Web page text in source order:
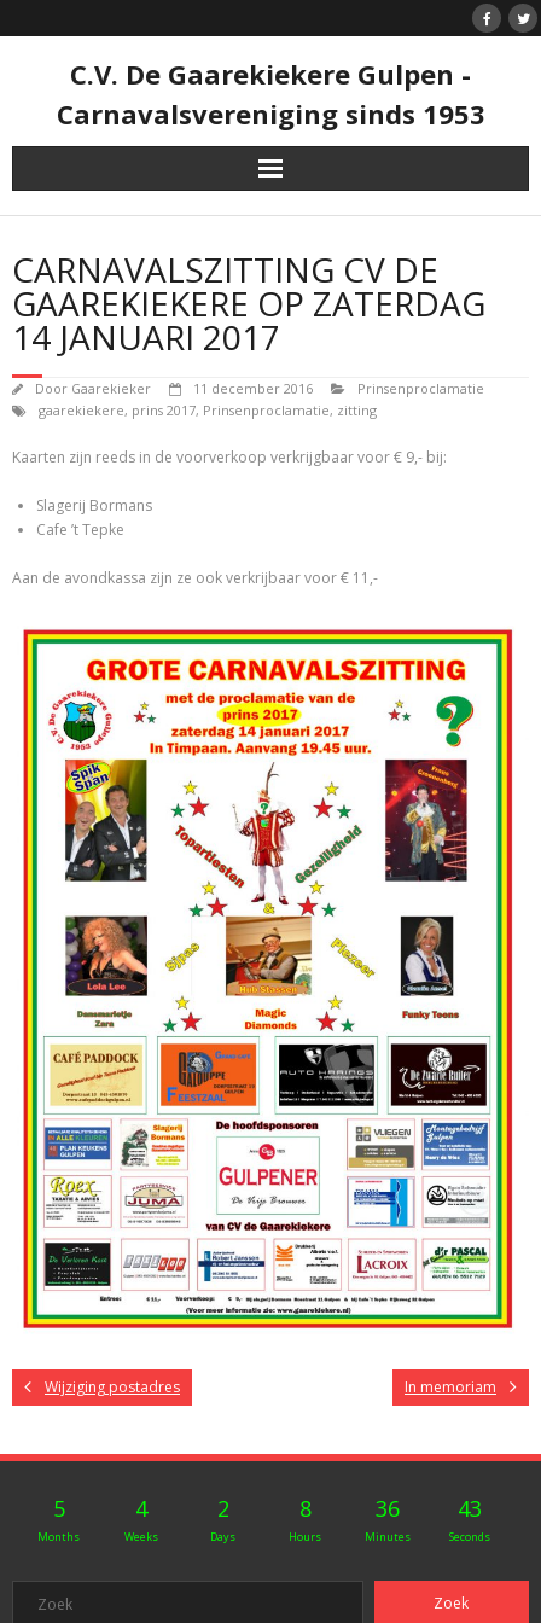
naar
C.V. De Gaarekiekere Gulpen -
Carnavalsvereniging sinds 1953
CARNAVALSZITTING CV DE
GAAREKIEKERE OP ZATERDAG
14 JANUARI 2017
Door Gaarekieker 11 december 2016
Prinsenproclamatie
gaarekiekere, prins 2017, Prinsenproclamatie, zitting
Kaarten zijn reeds in de voorverkoop verkrijgbaar voor € 9,- bij:
Slagerij Bormans
Cafe ’t Tepke
Aan de avondkassa zijn ze ook verkrijbaar voor € 11,-
Wijziging postadres In memoriam
5
Months
4
Weeks
2
Days
8
Hours
36
Minutes
43
Seconds